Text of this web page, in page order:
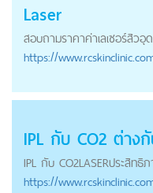
Laser
สอบถามราคาค่าเลเซอร์สิวอุ
https://
IPL กับ CO2 ต่าง
IPL กับ CO2LASERประสิทธิ
https://